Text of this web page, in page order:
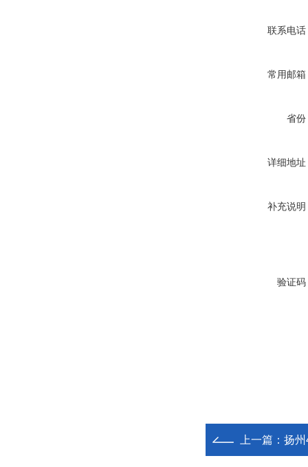
联系电话
常用邮箱
省份
详细地址
补充说明
验证码
上一篇： 扬